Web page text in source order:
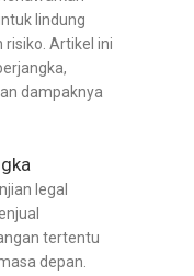
lindung
risiko. Artikel ini
dampaknya
legal
tertentu
depan.